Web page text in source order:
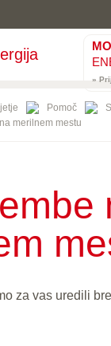
»
Pomoč
merilnem mestu
za vas uredili